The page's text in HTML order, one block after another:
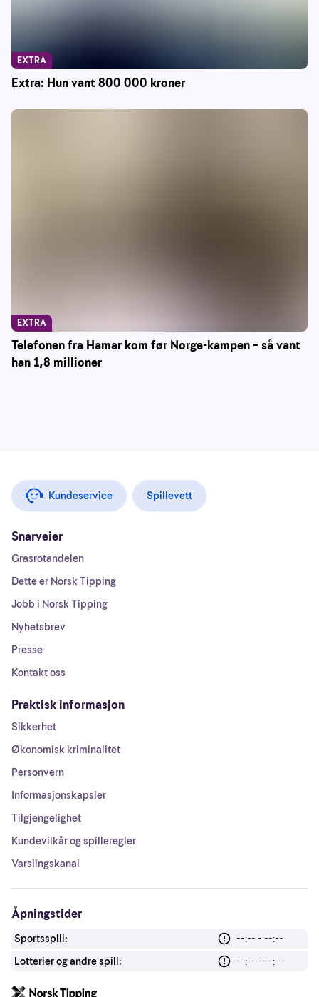
Extra: Hun vant 800 000 kroner
EXTRA
Telefonen fra Hamar kom før Norge-kampen – så vant
han 1,8 millioner
EXTRA
Kundeservice Spillevett
Snarveier
Grasrotandelen
Dette er Norsk Tipping
Jobb i Norsk Tipping
Nyhetsbrev
Presse
Kontakt oss
Praktisk informasjon
Sikkerhet
Økonomisk kriminalitet
Personvern
Informasjonskapsler
Tilgjengelighet
Kundevilkår og spilleregler
Varslingskanal
Åpningstider
Sportsspill:
--:-- - --:--
Lotterier og andre spill:
--:-- - --:--